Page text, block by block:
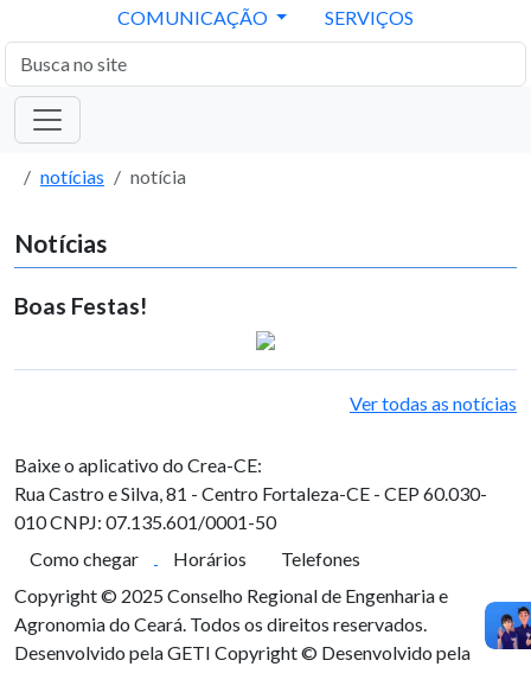
COMUNICAÇÃO SERVIÇOS
notícias notícia
Notícias
Boas Festas!
Ver todas as notícias
Baixe o aplicativo do Crea-CE:
Rua Castro e Silva, 81 - Centro Fortaleza-CE - CEP 60.030-
010CNPJ: 07.135.601/0001-50
Como chegar
Horários
Telefones
Copyright © 2025 Conselho Regional de Engenharia e
Agronomia do Ceará. Todos os direitos reservados.
Desenvolvido pela GETI Copyright © Desenvolvido pela